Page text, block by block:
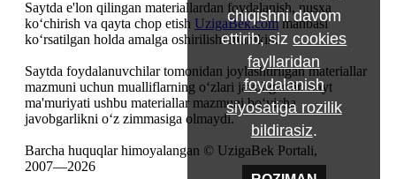
Saytda e'lon qilingan materiallardan foydalanish, nusxa
ko‘chirish va qayta chop etish UzigaBek.commanbasi
ko‘rsatilgan holda amalga oshirilishi mumkin.
Saytda foydalanuvchilar tomonidan joylashtirilgan materiallar
mazmuni uchun mualliflarning o‘zlari javobgardir. Sayt
ma'muriyati ushbu materiallar mazmuni bo‘yicha
javobgarlikni o‘z zimmasiga olmaydi.
Barcha huquqlar himoyalangan © UzigaBek Portali,
2007—2026
chiqishni davom
ettirib, sizcookies
fayllaridan
foydalanish
siyosatiga rozilik
bildirasiz.